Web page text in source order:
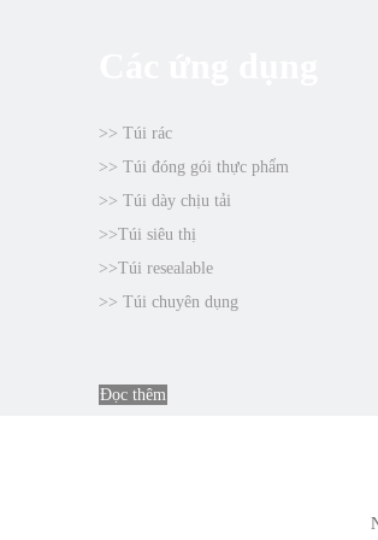
>> Túi rác
>> Túi đóng gói thực phẩm
>> Túi dày chịu tải
>>Túi siêu thị
>>Túi resealable
>> Túi chuyên dụng
Đọc thêm